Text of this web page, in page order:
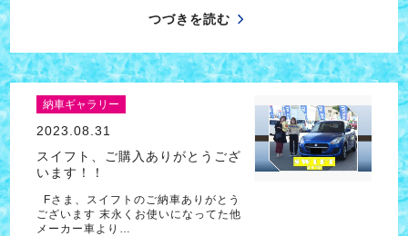
つづきを読む
納車ギャラリー
2023.08.31
スイフト、ご購入ありがとうござ
います！！
Fさま、スイフトのご納車ありがとう
ございます 末永くお使いになってた他
メーカー車より…